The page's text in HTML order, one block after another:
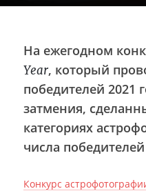
На ежегодном
Year, который
победителей 2021
затмения,
категориях
числа
Конкурс